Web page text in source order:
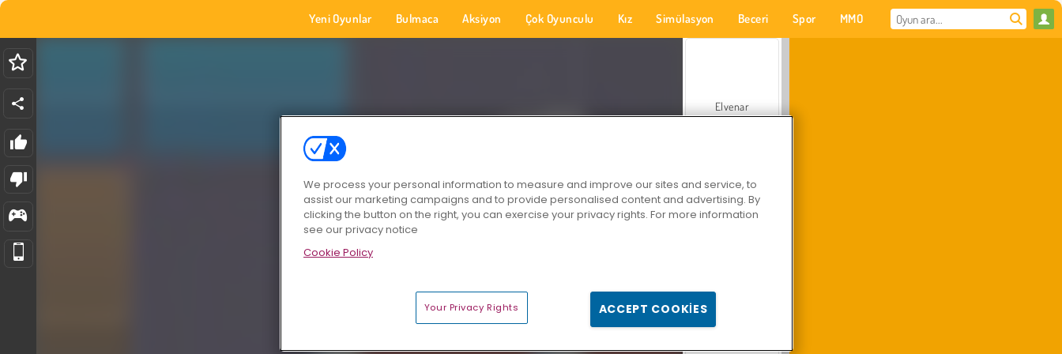
Yeni Oyunlar Bulmaca Aksiyon Çok Oyunculu Kız Simülasyon Beceri Spor MMO
Elvenar
We process your personal information to measure and improve our sites and service, to
assist our marketing campaigns and to provide personalised content and advertising. By
clicking the button on the right, you can exercise your privacy rights. For more information
see our privacy notice
Cookie Policy
Your Privacy Rights ACCEPT COOKIES